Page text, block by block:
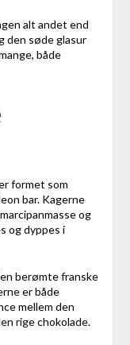
alt andet end
den søde glasur
både
formet som
bar. Kagerne
og
og dyppes i
berømte franske
er både
mellem den
rige chokolade.